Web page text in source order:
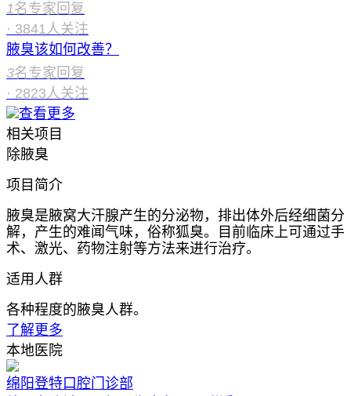
1名专家回复
· 3841人关注
腋臭该如何改善？
3名专家回复
· 2823人关注
查看更多
相关项目
除腋臭
项目简介
腋臭是腋窝大汗腺产生的分泌物，排出体外后经细菌分
解，产生的难闻气味，俗称狐臭。目前临床上可通过手
术、激光、药物注射等方法来进行治疗。
适用人群
各种程度的腋臭人群。
了解更多
本地医院
绵阳登特口腔门诊部